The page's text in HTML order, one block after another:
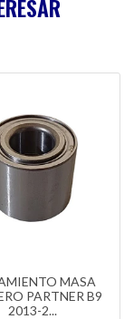
MASA
PARTNER B9
2013-2...